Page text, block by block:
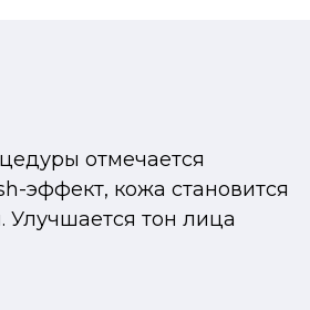
отмечается
эффект, кожа становится
Улучшается тон лица